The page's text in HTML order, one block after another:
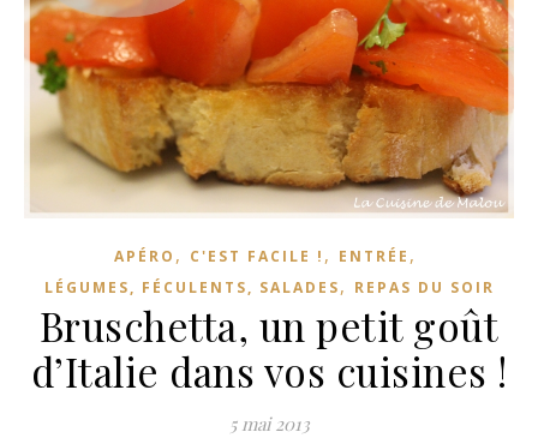
APÉRO , C'EST FACILE ! , ENTRÉE ,
LÉGUMES, FÉCULENTS, SALADES, REPAS DU SOIR
Bruschetta, un petit goût
d’Italie dans vos cuisines !
5 mai 2013